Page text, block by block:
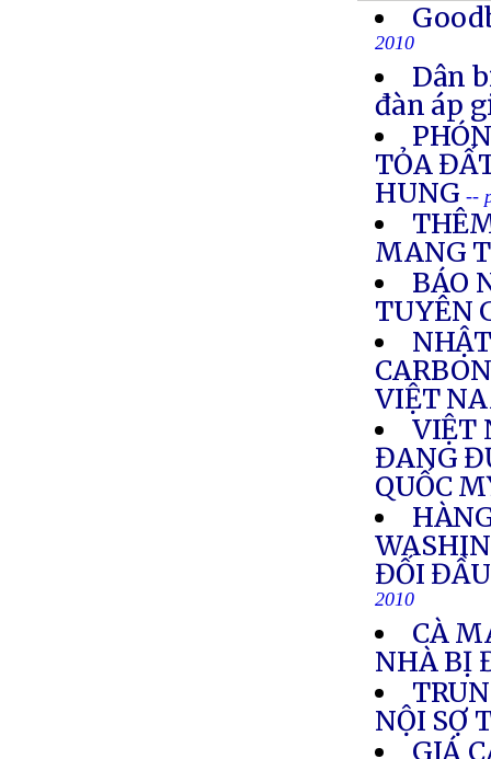
2010
Dân
đàn áp
TỎA
HUNG --
MANG
BÁO
TUYÊN
VIỆT
VIỆT
ĐANG
QUỐC
ĐỐI
2010
CÀ
NHÀ BỊ
NỘI SỢ
GIÁ